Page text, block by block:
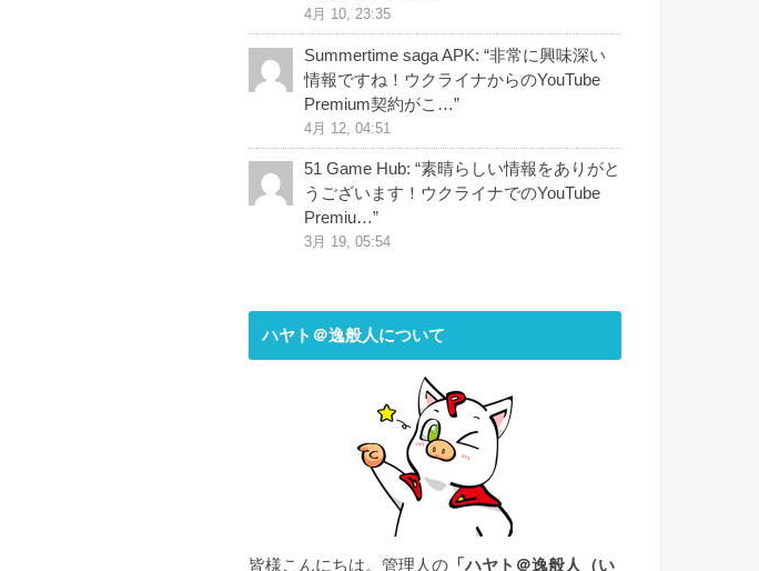
4月 10, 23:35
Summertime saga APK: “非常に興味深い
情報ですね！ウクライナからのYouTube
Premium契約がこ…”
4月 12, 04:51
51 Game Hub: “素晴らしい情報をありがと
うございます！ウクライナでのYouTube
Premiu…”
3月 19, 05:54
ハヤト＠逸般人について
皆様こんにちは。管理人の 「ハヤト＠逸般人（い